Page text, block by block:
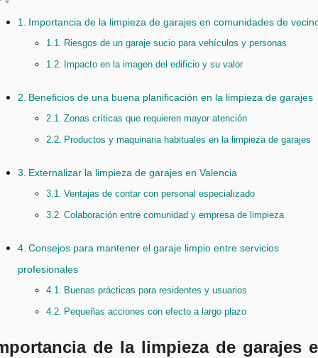
Importancia de la limpieza de garajes en comunidades de
Riesgos de un garaje sucio para vehículos y personas
Impacto en la imagen del edificio y su valor
Beneficios de una buena planificación en la limpieza de garajes
Zonas críticas que requieren mayor atención
Productos y maquinaria habituales en la limpieza de garajes
Externalizar la limpieza de garajes en Valencia
Ventajas de contar con personal especializado
Colaboración entre comunidad y empresa de limpieza
Consejos para mantener el garaje limpio entre servicios
profesionales
Buenas prácticas para residentes y usuarios
Pequeñas acciones con efecto a largo plazo
de la limpieza de garajes